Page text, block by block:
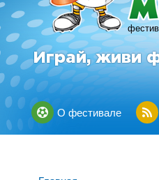
Играй, живи
О фестивале